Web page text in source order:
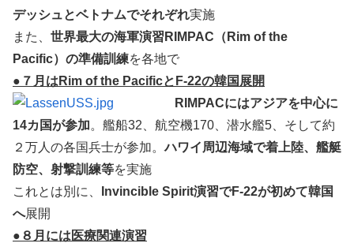
デッシュとベトナムでそれぞれ実施
また、 世界最大の海軍演習RIMPAC（Rim of the
Pacific）の準備訓練を各地で
●７月はRim of the PacificとF-22の韓国展開
RIMPACにはアジアを中心に
14カ国が参加。艦船32、航空機170、潜水艦5、そして約
２万人の各国兵士が参加。ハワイ周辺海域で着上陸、艦艇
防空、射撃訓練等を実施
これとは別に、
Invincible Spirit演習でF-22が初めて韓国
へ展開
●８月には医療関連演習